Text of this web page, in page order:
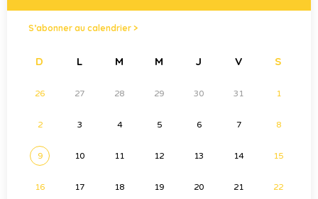
S’abonner au calendrier >
D L M M J V S
26 27 28 29 30 31 1
2 3 4 5 6 7 8
9 10 11 12 13 14 15
16 17 18 19 20 21 22